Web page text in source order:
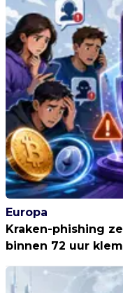
Europa
Kraken-phishing
binnen 72 uur klem